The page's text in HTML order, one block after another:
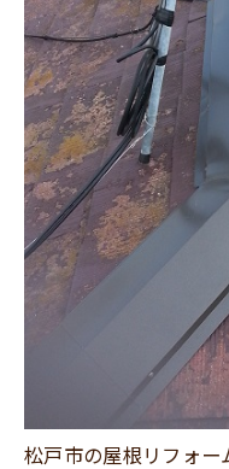
松戸市の屋根リフォ